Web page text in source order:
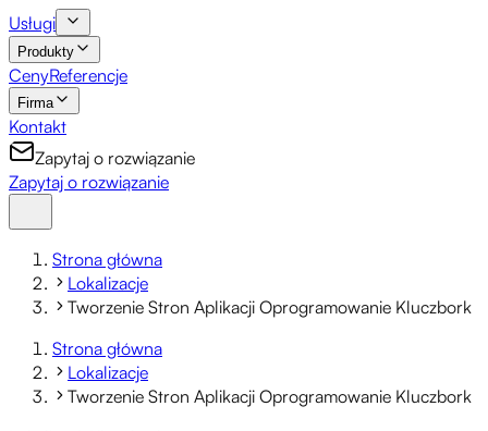
Usługi
Produkty
CenyReferencje
Firma
Kontakt
Zapytaj o rozwiązanie
Zapytaj o rozwiązanie
Strona główna
Lokalizacje
Tworzenie Stron Aplikacji Oprogramowanie Kluczbork
Strona główna
Lokalizacje
Tworzenie Stron Aplikacji Oprogramowanie Kluczbork